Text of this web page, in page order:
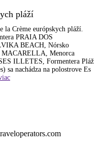
pláží
la Crème európskych pláží.
PRAIA DOS
BEACH, Nórsko
Menorca
ILLETES, Formentera Pláž
sa nachádza na polostrove Es